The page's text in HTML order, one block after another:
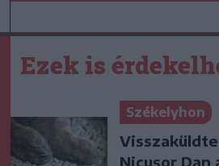
Ezek is
Székelyhon
Nicușor Dan